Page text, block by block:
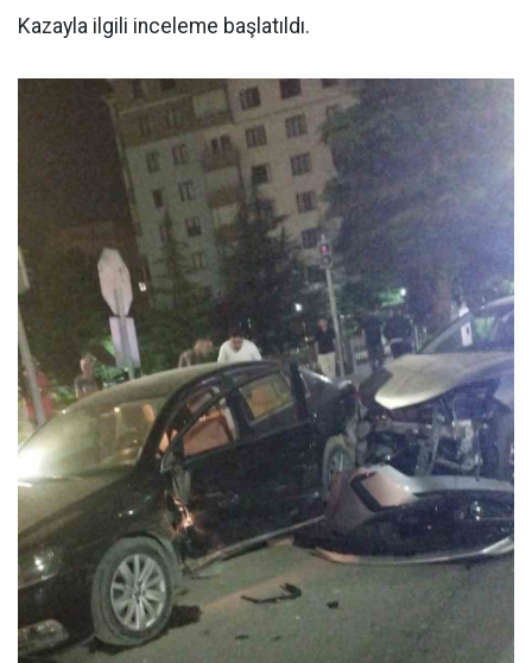
Kazayla ilgili inceleme başlatıldı.